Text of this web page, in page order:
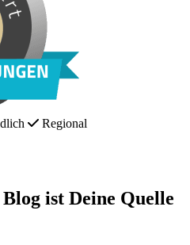
Regional
ist Deine Quelle